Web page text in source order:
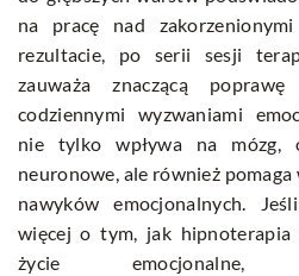
na pracę nad
rezultacie, po serii sesji
zauważa znaczącą
codziennymi wyzwaniami
nie tylko wpływa na mózg,
neuronowe, ale również
nawyków emocjonalnych.
więcej o tym, jak hipnoterapia
życie